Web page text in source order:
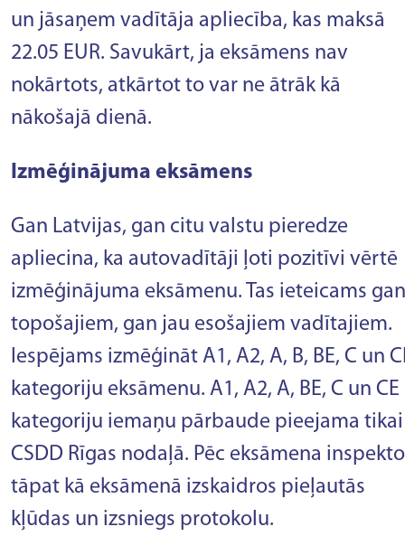
un jāsaņem vadītāja apliecība, kas maksā
22.05 EUR. Savukārt, ja eksāmens nav
nokārtots, atkārtot to var ne ātrāk kā
nākošajā dienā.
Izmēģinājuma eksāmens
Gan Latvijas, gan citu valstu pieredze
apliecina, ka autovadītāji ļoti pozitīvi vērtē
izmēģinājuma eksāmenu. Tas ieteicams gan
topošajiem, gan jau esošajiem vadītajiem.
Iespējams izmēģināt A1, A2, A, B, BE, C un
kategoriju eksāmenu. A1, A2, A, BE, C un CE
kategoriju iemaņu pārbaude pieejama tikai
CSDD Rīgas nodaļā. Pēc eksāmena
tāpat kā eksāmenā izskaidros pieļautās
kļūdas un izsniegs protokolu.